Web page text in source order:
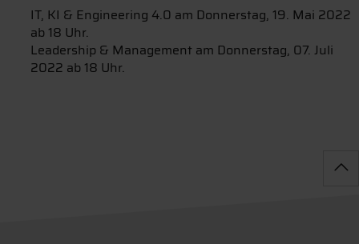
IT, KI & Engineering 4.0 am Donnerstag, 19. Mai 2022
ab 18 Uhr.
Leadership & Management am Donnerstag, 07. Juli
2022 ab 18 Uhr.